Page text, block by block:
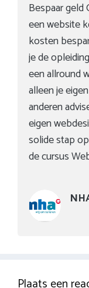
Bespaar
een website
kosten
je de
een allround
alleen je
anderen
eigen
solide stap
de cursus